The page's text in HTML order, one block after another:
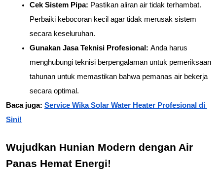
Cek Sistem Pipa: Pastikan aliran air tidak terhambat.
Perbaiki kebocoran kecil agar tidak merusak sistem
secara keseluruhan.
Gunakan Jasa Teknisi Profesional: Anda harus
menghubungi teknisi berpengalaman untuk pemeriksaan
tahunan untuk memastikan bahwa pemanas air bekerja
secara optimal.
Baca juga: Service Wika Solar Water Heater Profesional di
Sini!
Wujudkan Hunian Modern dengan Air
Panas Hemat Energi!